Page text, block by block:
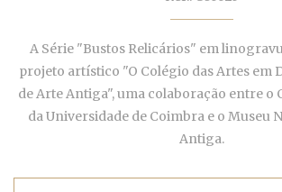
A Série "Bustos Relicários" em
projeto artístico "O Colégio das Artes em
de Arte Antiga", uma colaboração entre o
da Universidade de Coimbra e o Museu
Antiga.